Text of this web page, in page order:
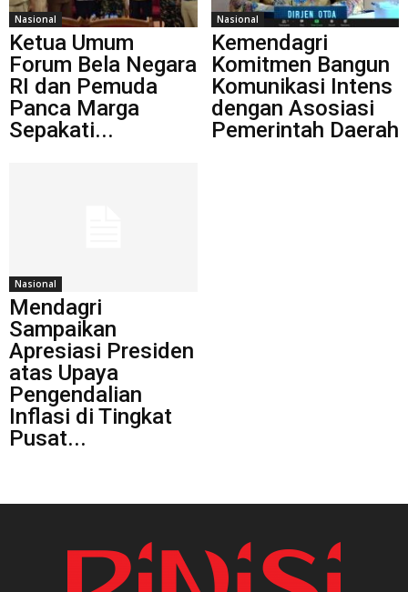
Nasional
Ketua Umum
Forum Bela Negara
RI dan Pemuda
Panca Marga
Sepakati...
Nasional
Kemendagri
Komitmen Bangun
Komunikasi Intens
dengan Asosiasi
Pemerintah Daerah
Nasional
Mendagri
Sampaikan
Apresiasi Presiden
atas Upaya
Pengendalian
Inflasi di Tingkat
Pusat...